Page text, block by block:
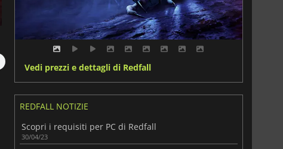
Vedi prezzi e dettagli di Redfall
REDFALL NOTIZIE
Scopri i requisiti per PC di Redfall
30/04/23